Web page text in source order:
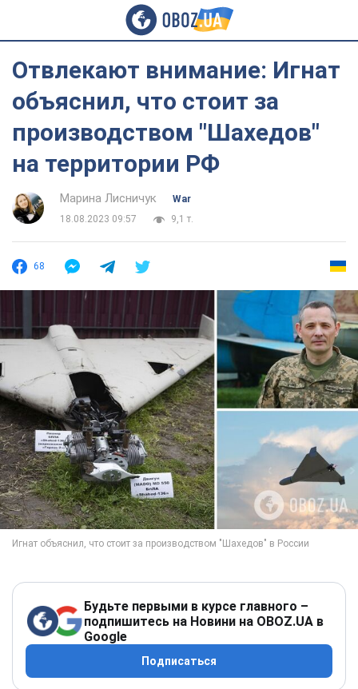
Отвлекают внимание: Игнат
объяснил, что стоит за
производством "Шахедов"
на территории РФ
Марина Лисничук
War
18.08.2023 09:57
9,1 т.
68
Будьте первыми в курсе главного –
подпишитесь на Новини на OBOZ.UA в
Google
Подписаться